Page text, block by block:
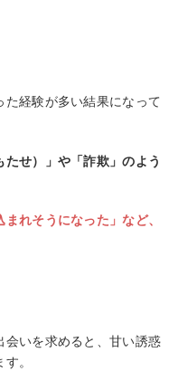
た経験が多い結果になって
せ）」や「詐欺」のよう
れそうになった」など、
会いを求めると、甘い誘惑
。